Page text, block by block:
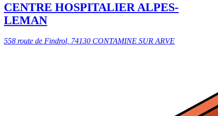
CENTRE HOSPITALIER ALPES-
LEMAN
558 route de Findrol, 74130 CONTAMINE SUR ARVE